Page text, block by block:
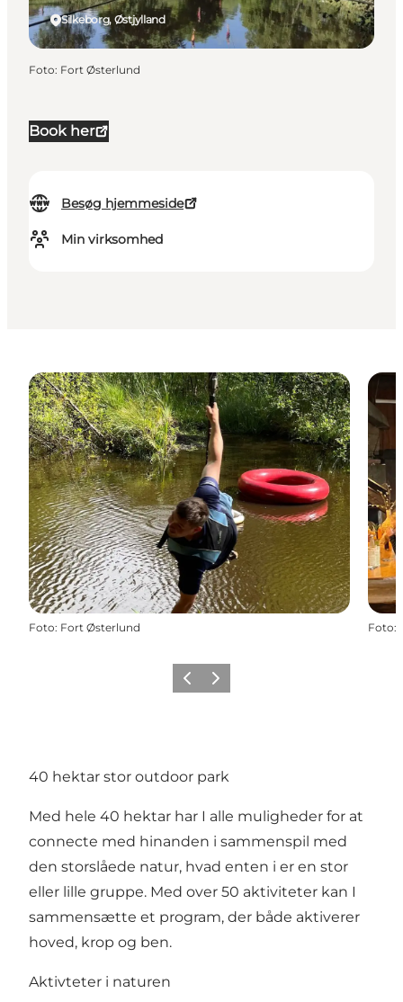
Book her
Besøg hjemmeside
Min virksomhed
Silkeborg, Østjylland
Foto: Fort Østerlund
Foto: Fort Østerlund Foto:
ForrigeNæste
40 hektar stor outdoor park
Med hele 40 hektar har I alle muligheder for at
connecte med hinanden i sammenspil med
den storslåede natur, hvad enten i er en stor
eller lille gruppe. Med over 50 aktiviteter kan I
sammensætte et program, der både aktiverer
hoved, krop og ben.
Aktivteter i naturen